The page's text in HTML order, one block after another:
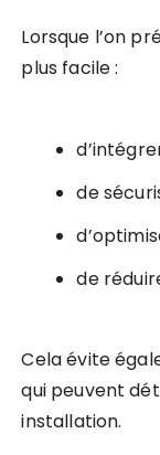
Lorsque l’on
plus facile :
de
de
Cela évite
qui peuvent
installation.